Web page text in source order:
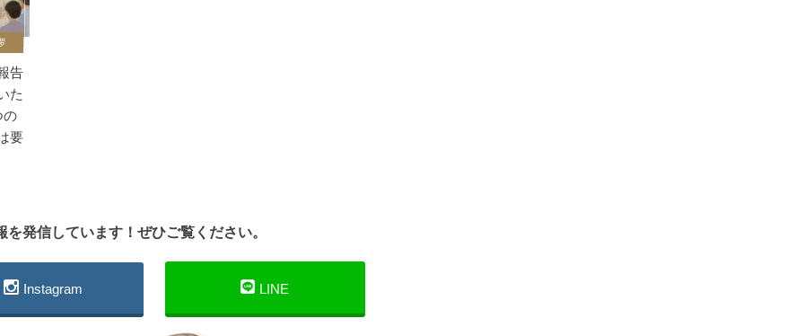
告
た
の
要
発信しています！ぜひご覧ください。
Instagram LINE